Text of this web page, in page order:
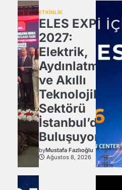
ETKİNLİK
ELES EXPO
2027:
Elektrik,
Aydınlatma
ve Akıllı
Teknolojiler
Sektörü
İstanbul’da
Buluşuyor!
byMustafa Fazlıoğlu
Ağustos 8, 2026